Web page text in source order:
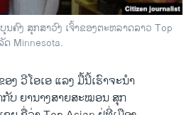
ຄົງ ສຸກສາວົງ ເຈົ້າຂອງຕະຫລາດລາວ Top
ດ Minnesota.
ງ ວີ​ໂອ​ເອ ແລງ ມື້​ນີ້ເຮົາຈະ​ນຳ
ບ ຍານາງ​ສາຍສະໝອນ ສຸກ